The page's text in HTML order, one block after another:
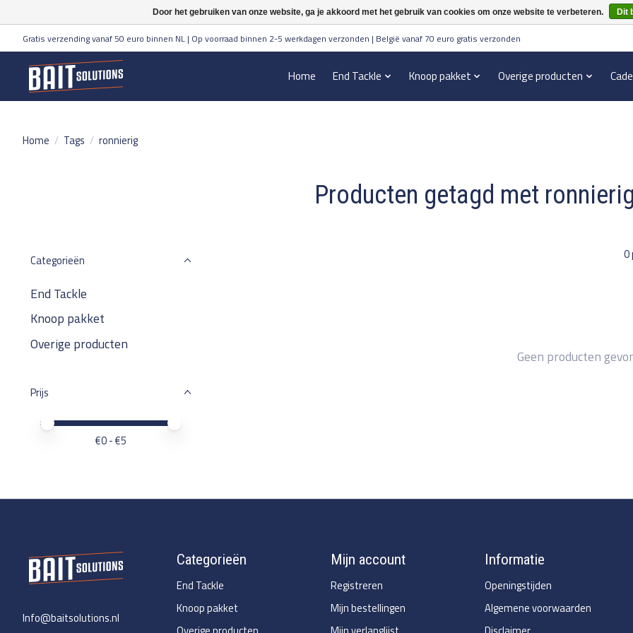
Gratis verzending vanaf 50 euro binnen NL | Op voorraad binnen 2-5 werkdagen verzonden | België vanaf 70 euro gratis verzonden
Home End Tackle Knoop pakket Overige producten
Home / Tags / ronnierig
Producten getagd met ronnierig
Categorieën
End Tackle
Knoop pakket
Overige producten
Prijs
Minimale prijswaarde
Price maximum value
€0- €5
0
Geen producten
Info@baitsolutions.nl
Categorieën
End Tackle
Knoop pakket
Mijn account
Registreren
Mijn bestellingen
Informatie
Openingstijden
Algemene voorwaarden
Door het gebruiken van onze website, ga je akkoord met het gebruik van cookies om onze website te verbeteren. Dit